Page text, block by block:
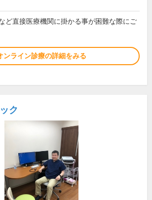
ど直接医療機関に掛かる事が困難な際にご
ンライン診療の詳細をみる
ク